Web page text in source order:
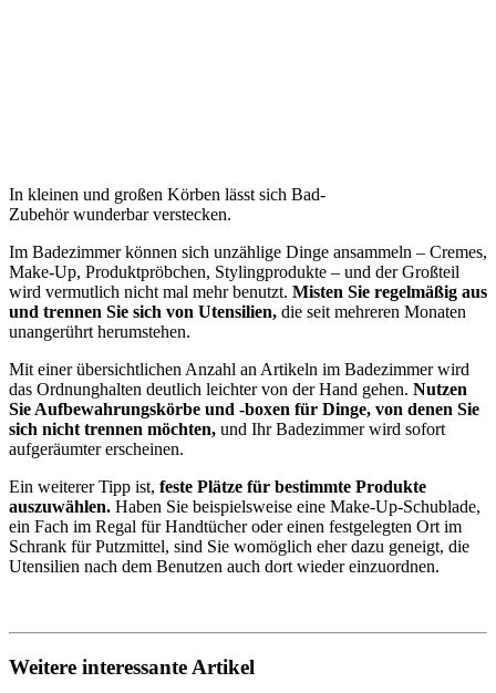
In kleinen und großen Körben lässt sich Bad-
Zubehör wunderbar verstecken.
Im Badezimmer können sich unzählige Dinge ansammeln – Cremes,
Make-Up, Produktpröbchen, Stylingprodukte – und der Großteil
wird vermutlich nicht mal mehr benutzt. Misten Sie regelmäßig aus
und trennen Sie sich von Utensilien, die seit mehreren Monaten
unangerührt herumstehen.
Mit einer übersichtlichen Anzahl an Artikeln im Badezimmer wird
das Ordnunghalten deutlich leichter von der Hand gehen. Nutzen
Sie Aufbewahrungskörbe und -boxen für Dinge, von denen Sie
sich nicht trennen möchten, und Ihr Badezimmer wird sofort
aufgeräumter erscheinen.
Ein weiterer Tipp ist, feste Plätze für bestimmte Produkte
auszuwählen. Haben Sie beispielsweise eine Make-Up-Schublade,
ein Fach im Regal für Handtücher oder einen festgelegten Ort im
Schrank für Putzmittel, sind Sie womöglich eher dazu geneigt, die
Utensilien nach dem Benutzen auch dort wieder einzuordnen.
Weitere interessante Artikel